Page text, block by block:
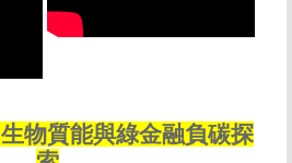
生物質能與綠金融負碳探